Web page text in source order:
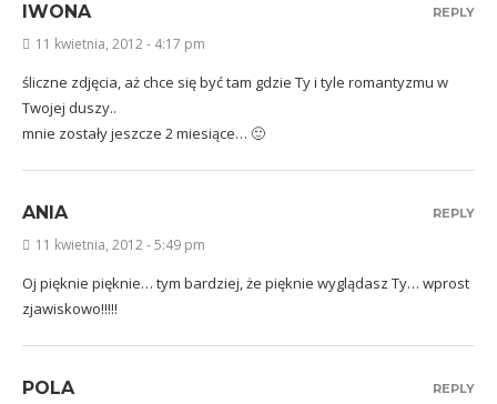
IWONA
11 kwietnia, 2012 - 4:17 pm
śliczne zdjęcia, aż chce się być tam gdzie Ty i tyle romantyzmu w
Twojej duszy..
mnie zostały jeszcze 2 miesiące… 🙂
REPLY
ANIA
11 kwietnia, 2012 - 5:49 pm
Oj pięknie pięknie… tym bardziej, że pięknie wyglądasz Ty… wprost
zjawiskowo!!!!!
REPLY
POLA REPLY